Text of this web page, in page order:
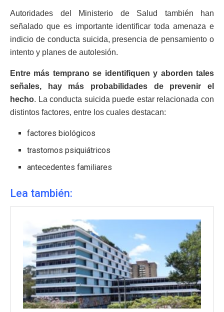
Autoridades del Ministerio de Salud también han
señalado que es importante identificar toda amenaza e
indicio de conducta suicida, presencia de pensamiento o
intento y planes de autolesión.
Entre más temprano se identifiquen y aborden tales
señales, hay más probabilidades de prevenir el
hecho. La conducta suicida puede estar relacionada con
distintos factores, entre los cuales destacan:
factores biológicos
trastornos psiquiátricos
antecedentes familiares
Lea también: